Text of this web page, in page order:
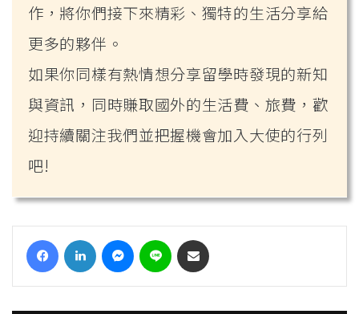
作，將你們接下來精彩、獨特的生活分享給
更多的夥伴。
如果你同樣有熱情想分享留學時發現的新知
與資訊，同時賺取國外的生活費、旅費，歡
迎持續關注我們並把握機會加入大使的行列
吧!
Facebook LinkedIn Messenger
Line